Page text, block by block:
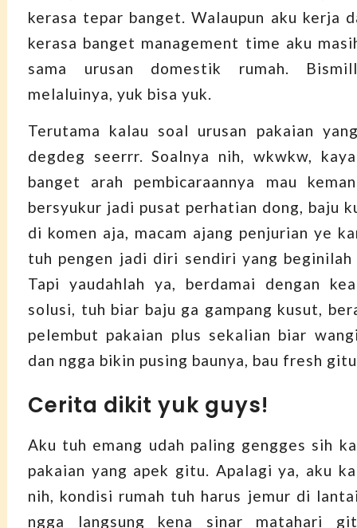
kerasa tepar banget. Walaupun aku kerja
kerasa banget management time aku
sama urusan domestik rumah.
melaluinya, yuk bisa yuk.
Terutama kalau soal urusan pakaian
degdeg seerrr. Soalnya nih, wkwkw,
banget arah pembicaraannya mau
bersyukur jadi pusat perhatian dong, baju
di komen aja, macam ajang penjurian ye
tuh pengen jadi diri sendiri yang beginilah
Tapi yaudahlah ya, berdamai dengan
solusi, tuh biar baju ga gampang kusut,
pelembut pakaian plus sekalian biar
dan ngga bikin pusing baunya, bau fresh
Cerita dikit yuk guys!
Aku tuh emang udah paling gengges sih
pakaian yang apek gitu. Apalagi ya, aku
nih, kondisi rumah tuh harus jemur di
ngga langsung kena sinar matahari